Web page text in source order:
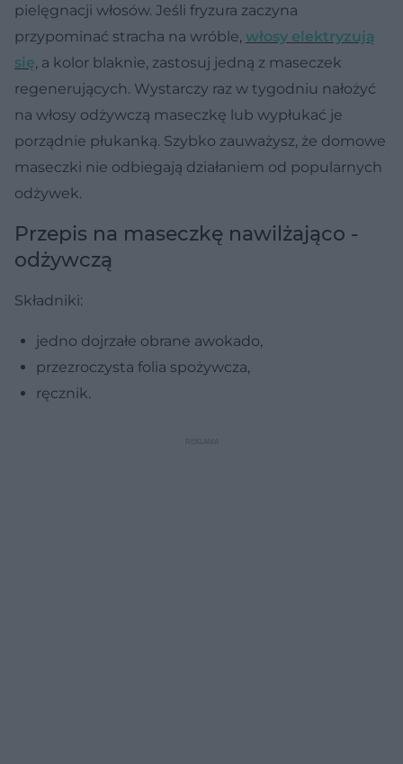
pielęgnacji włosów. Jeśli fryzura zaczyna
przypominać stracha na wróble, włosy elektryzują
się, a kolor blaknie, zastosuj jedną z maseczek
regenerujących. Wystarczy raz w tygodniu nałożyć
na włosy odżywczą maseczkę lub wypłukać je
porządnie płukanką. Szybko zauważysz, że domowe
maseczki nie odbiegają działaniem od popularnych
odżywek.
Przepis na maseczkę nawilżająco -
odżywczą
Składniki:
jedno dojrzałe obrane awokado,
przezroczysta folia spożywcza,
ręcznik.